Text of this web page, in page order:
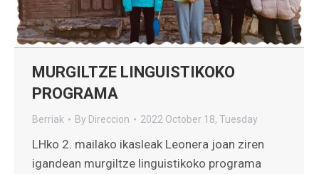
MURGILTZE LINGUISTIKOKO
PROGRAMA
Berriak By Direccion 2022 October 18, Tuesday
LHko 2. mailako ikasleak Leonera joan ziren
igandean murgiltze linguistikoko programa